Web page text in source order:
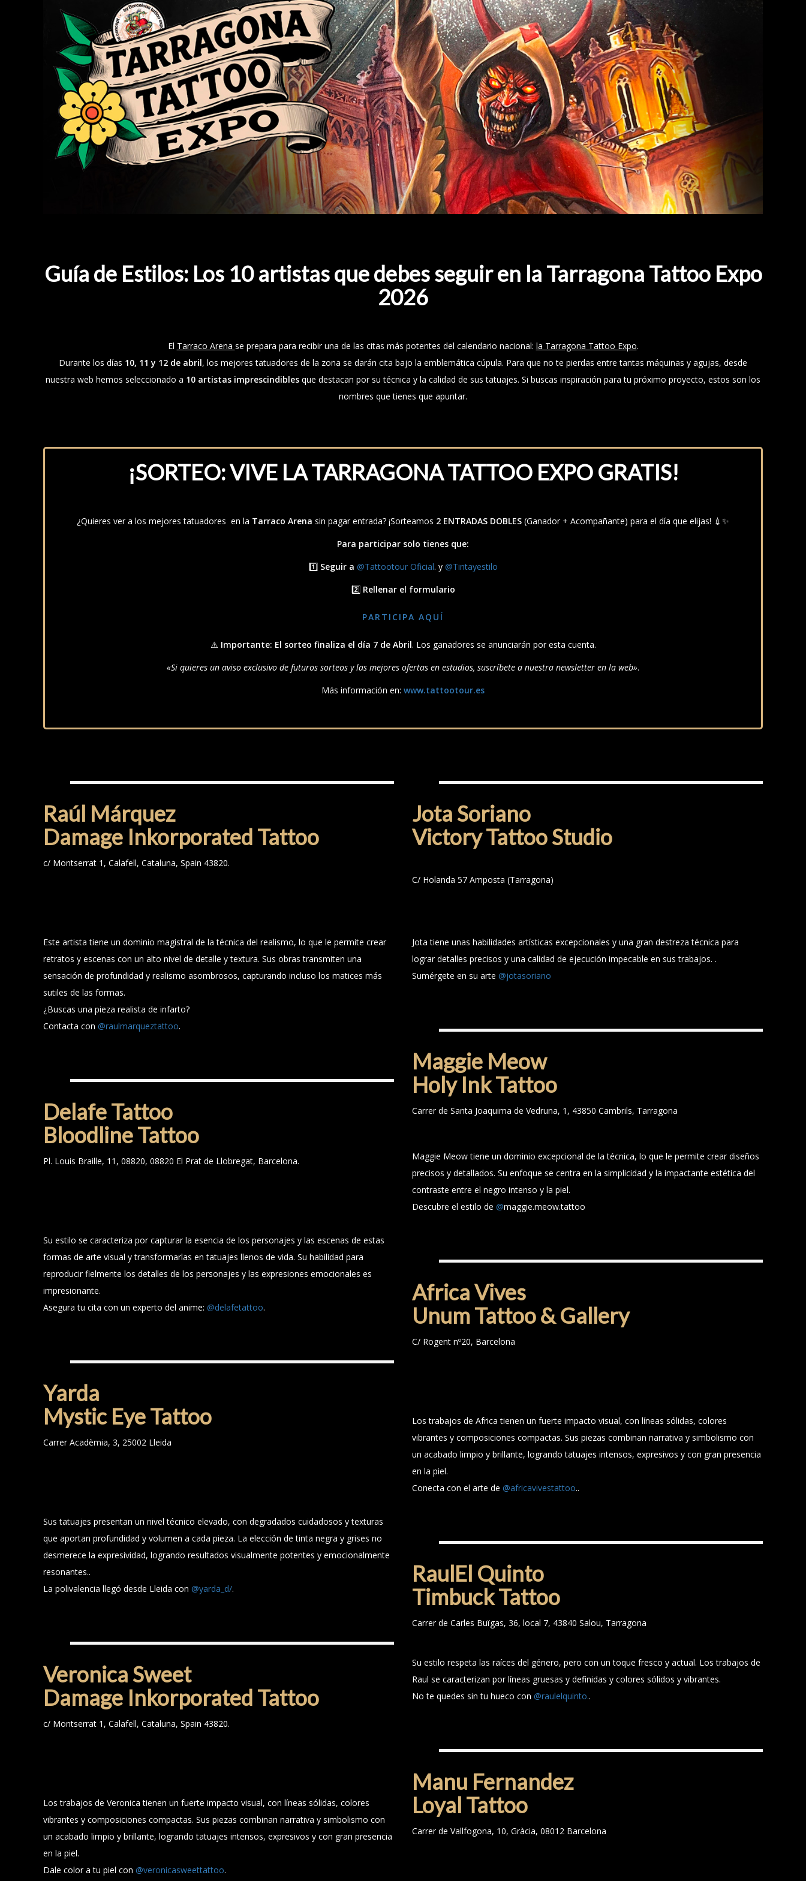
Guía de Estilos: Los 10 artistas que debes seguir en la Tarragona Tattoo Expo
2026
El Tarraco Arena se prepara para recibir una de las citas más potentes del calendario nacional: la Tarragona Tattoo Expo.
Durante los días 10, 11 y 12 de abril, los mejores tatuadores de la zona se darán cita bajo la emblemática cúpula. Para que no te pierdas entre tantas máquinas y agujas, desde
nuestra web hemos seleccionado a 10 artistas imprescindibles que destacan por su técnica y la calidad de sus tatuajes. Si buscas inspiración para tu próximo proyecto, estos son los
nombres que tienes que apuntar.
¡SORTEO: VIVE LA TARRAGONA TATTOO EXPO GRATIS!
¿Quieres ver a los mejores tatuadores en la Tarraco Arena sin pagar entrada? ¡Sorteamos 2 ENTRADAS DOBLES (Ganador + Acompañante) para el día que elijas! 💉✨
Para participar solo tienes que:
1️⃣ Seguir a @Tattootour Oficial. y @Tintayestilo
2️⃣ Rellenar el formulario
PARTICIPA AQUÍ
⚠️ Importante: El sorteo finaliza el día 7 de Abril. Los ganadores se anunciarán por esta cuenta.
«Si quieres un aviso exclusivo de futuros sorteos y las mejores ofertas en estudios, suscríbete a nuestra newsletter en la web».
Más información en: www.tattootour.es
Raúl Márquez
Damage Inkorporated Tattoo
c/ Montserrat 1, Calafell, Cataluna, Spain 43820.
Este artista tiene un dominio magistral de la técnica del realismo, lo que le permite crear
retratos y escenas con un alto nivel de detalle y textura. Sus obras transmiten una
sensación de profundidad y realismo asombrosos, capturando incluso los matices más
sutiles de las formas.
¿Buscas una pieza realista de infarto?
Contacta con @raulmarqueztattoo.
Delafe Tattoo
Bloodline Tattoo
Pl. Louis Braille, 11, 08820, 08820 El Prat de Llobregat, Barcelona.
Su estilo se caracteriza por capturar la esencia de los personajes y las escenas de estas
formas de arte visual y transformarlas en tatuajes llenos de vida. Su habilidad para
reproducir fielmente los detalles de los personajes y las expresiones emocionales es
impresionante.
Asegura tu cita con un experto del anime: @delafetattoo.
Yarda
Mystic Eye Tattoo
Carrer Acadèmia, 3, 25002 Lleida
Sus tatuajes presentan un nivel técnico elevado, con degradados cuidadosos y texturas
que aportan profundidad y volumen a cada pieza. La elección de tinta negra y grises no
desmerece la expresividad, logrando resultados visualmente potentes y emocionalmente
resonantes..
La polivalencia llegó desde Lleida con @yarda_d/.
Veronica Sweet
Damage Inkorporated Tattoo
c/ Montserrat 1, Calafell, Cataluna, Spain 43820.
Los trabajos de Veronica tienen un fuerte impacto visual, con líneas sólidas, colores
vibrantes y composiciones compactas. Sus piezas combinan narrativa y simbolismo con
un acabado limpio y brillante, logrando tatuajes intensos, expresivos y con gran presencia
en la piel.
Dale color a tu piel con @veronicasweettattoo.
Jota Soriano
Victory Tattoo Studio
C/ Holanda 57 Amposta (Tarragona)
Jota tiene unas habilidades artísticas excepcionales y una gran destreza técnica para
lograr detalles precisos y una calidad de ejecución impecable en sus trabajos. .
Sumérgete en su arte @jotasoriano
Maggie Meow
Holy Ink Tattoo
Carrer de Santa Joaquima de Vedruna, 1, 43850 Cambrils, Tarragona
Maggie Meow tiene un dominio excepcional de la técnica, lo que le permite crear diseños
precisos y detallados. Su enfoque se centra en la simplicidad y la impactante estética del
contraste entre el negro intenso y la piel.
Descubre el estilo de @maggie.meow.tattoo
Africa Vives
Unum Tattoo & Gallery
C/ Rogent nº20, Barcelona
Los trabajos de Africa tienen un fuerte impacto visual, con líneas sólidas, colores
vibrantes y composiciones compactas. Sus piezas combinan narrativa y simbolismo con
un acabado limpio y brillante, logrando tatuajes intensos, expresivos y con gran presencia
en la piel.
Conecta con el arte de @africavivestattoo..
RaulEl Quinto
Timbuck Tattoo
Carrer de Carles Buïgas, 36, local 7, 43840 Salou, Tarragona
Su estilo respeta las raíces del género, pero con un toque fresco y actual. Los trabajos de
Raul se caracterizan por líneas gruesas y definidas y colores sólidos y vibrantes.
No te quedes sin tu hueco con @raulelquinto..
Manu Fernandez
Loyal Tattoo
Carrer de Vallfogona, 10, Gràcia, 08012 Barcelona